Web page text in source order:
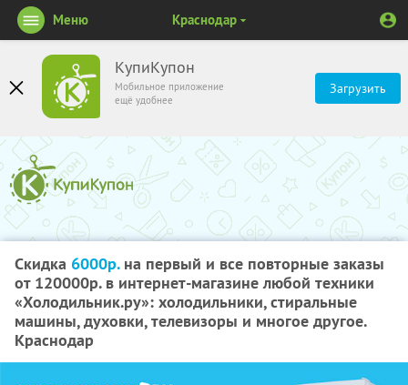
КупиКупон
Мобильное приложение
ещё удобнее
Загрузить
Меню Краснодар
Скидка 6000р.на первый и все повторные заказы
от 120000р. в интернет-магазине любой техники
«Холодильник.ру»: холодильники, стиральные
машины, духовки, телевизоры и многое другое.
Краснодар